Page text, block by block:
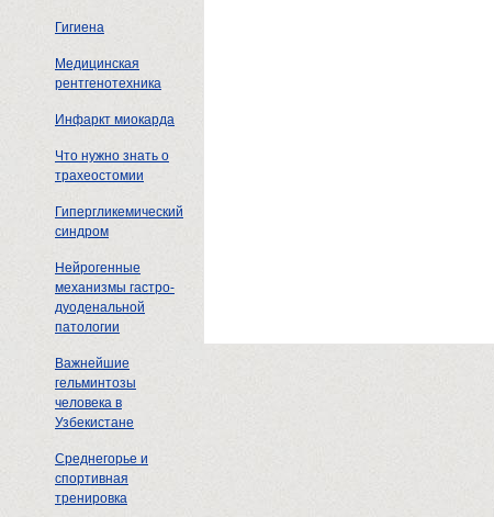
Гигиена
Медицинская
рентгенотехника
Инфаркт миокарда
Что нужно знать о
трахеостомии
Гипергликемический
синдром
Нейрогенные
механизмы гастро-
дуоденальной
патологии
Важнейшие
гельминтозы
человека в
Узбекистане
Среднегорье и
спортивная
тренировка